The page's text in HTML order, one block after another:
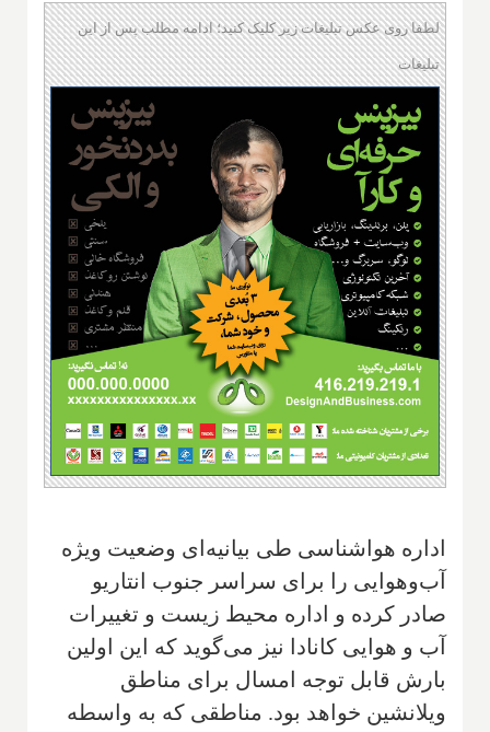
لطفا روی عکس تبلیغات زیر کلیک کنید؛ ادامه مطلب پس از این
تبلیغات
اداره هواشناسی طی بیانیه‌ای وضعیت ویژه
آب‌وهوایی را برای سراسر جنوب انتاریو
صادر کرده و اداره محیط زیست و تغییرات
آب و هوایی کانادا نیز می‌گوید که این اولین
بارش قابل توجه امسال برای مناطق
ویلانشین خواهد بود. مناطقی که به واسطه